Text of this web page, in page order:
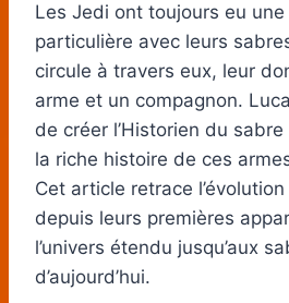
Les Jedi ont toujours eu
particulière avec leurs
circule à travers eux, leur
arme et un compagnon.
de créer l’Historien du
la riche histoire de ces
Cet article retrace
depuis leurs premières
l’univers étendu jusqu’aux
d’aujourd’hui.